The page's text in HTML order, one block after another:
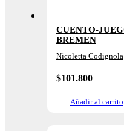
CUENTO-
BREMEN
Nicoletta Codignola
$101.800
Añadir al carrito